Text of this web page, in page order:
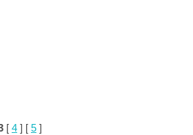
[ 4 ] [ 5 ]